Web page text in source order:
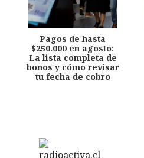
Pagos de hasta
$250.000 en agosto:
La lista completa de
bonos y cómo revisar
tu fecha de cobro